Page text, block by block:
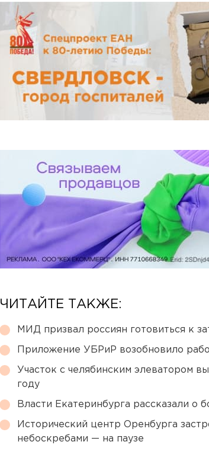
ЧИТАЙТЕ ТАКЖЕ:
МИД призвал россиян готовиться к
Приложение УБРиР возобновило
Участок с челябинским элеватором
году
Власти Екатеринбурга рассказали о
Исторический центр Оренбурга
небоскребами — на паузе